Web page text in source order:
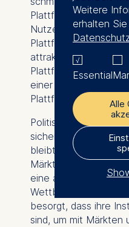
Plattformen die
Nutzern erleichtern?
Plattformen
attraktiv machen?
Plattformen aktiv,
einer starken Position
Plattformmarkt
Politische
sicherstellen, dass
bleibt. Allerdings ist
Märkten, die
eine anspruchsvolle
besorgt, dass ihre
sind, um mit Märkten
Weitere
erhalten
Essential
Alle
The
for data